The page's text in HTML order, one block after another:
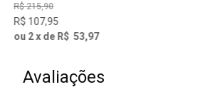
R$ 215,90
R$ 107,95
ou 2x de R$ 53,97
Avaliações